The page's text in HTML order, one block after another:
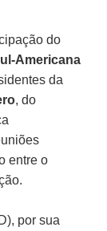
do
Americana
da
, do
entre o
por sua